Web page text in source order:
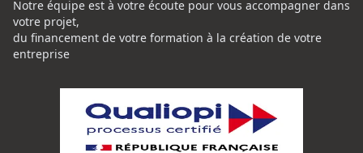
Notre équipe est à votre écoute pour vous accompagner dans
votre projet,
du financement de votre formation à la création de votre
entreprise